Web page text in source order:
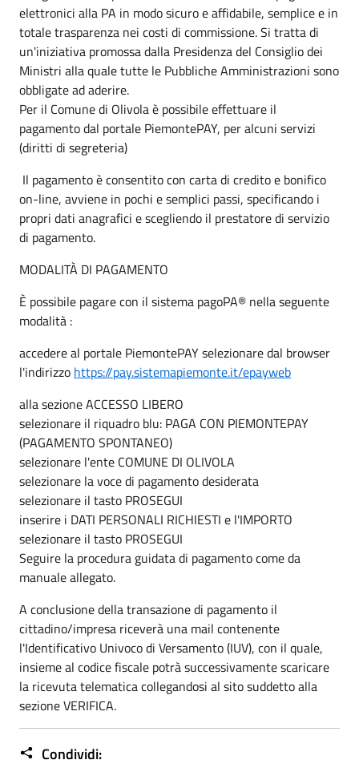
elettronici alla PA in modo sicuro e affidabile, semplice e in
totale trasparenza nei costi di commissione. Si tratta di
un'iniziativa promossa dalla Presidenza del Consiglio dei
Ministri alla quale tutte le Pubbliche Amministrazioni sono
obbligate ad aderire.
Per il Comune di Olivola è possibile effettuare il
pagamento dal portale PiemontePAY, per alcuni servizi
(diritti di segreteria)
Il pagamento è consentito con carta di credito e bonifico
on-line, avviene in pochi e semplici passi, specificando i
propri dati anagrafici e scegliendo il prestatore di servizio
di pagamento.
MODALITÀ DI PAGAMENTO
È possibile pagare con il sistema pagoPA® nella seguente
modalità :
accedere al portale PiemontePAY selezionare dal browser
l'indirizzo https://pay.sistemapiemonte.it/epayweb
alla sezione ACCESSO LIBERO
selezionare il riquadro blu: PAGA CON PIEMONTEPAY
(PAGAMENTO SPONTANEO)
selezionare l'ente COMUNE DI OLIVOLA
selezionare la voce di pagamento desiderata
selezionare il tasto PROSEGUI
inserire i DATI PERSONALI RICHIESTI e l'IMPORTO
selezionare il tasto PROSEGUI
Seguire la procedura guidata di pagamento come da
manuale allegato.
A conclusione della transazione di pagamento il
cittadino/impresa riceverà una mail contenente
l'Identificativo Univoco di Versamento (IUV), con il quale,
insieme al codice fiscale potrà successivamente scaricare
la ricevuta telematica collegandosi al sito suddetto alla
sezione VERIFICA.
Condividi: